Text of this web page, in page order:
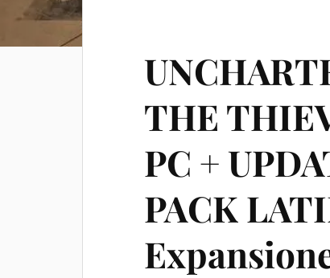
THE
PC +
PACK